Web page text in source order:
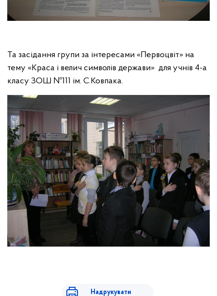
Та засідання групи за інтересами «Первоцвіт» на
тему «Краса і велич символів держави» для учнів 4-а
класу ЗОШ №111 ім. С.Ковпака.
Надрукувати